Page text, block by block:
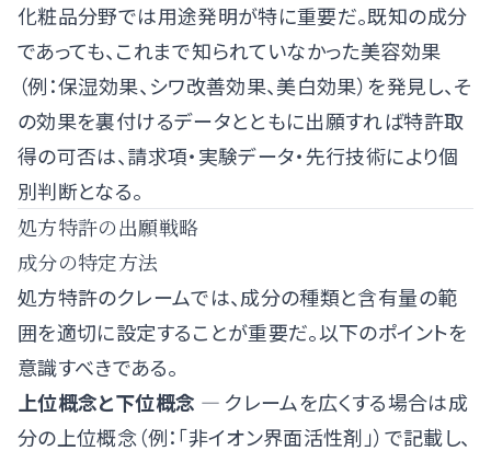
化粧品分野では用途発明が特に重要だ。既知の成分
であっても、これまで知られていなかった美容効果
（例：保湿効果、シワ改善効果、美白効果）を発見し、そ
の効果を裏付けるデータとともに出願すれば特許取
得の可否は、請求項・実験データ・先行技術により個
別判断となる。
処方特許の出願戦略
成分の特定方法
処方特許のクレームでは、成分の種類と含有量の範
囲を適切に設定することが重要だ。以下のポイントを
意識すべきである。
上位概念と下位概念 — クレームを広くする場合は成
分の上位概念（例：「非イオン界面活性剤」）で記載し、